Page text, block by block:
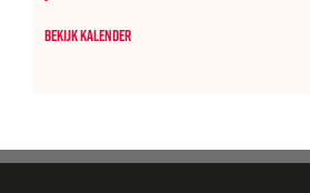
Bekijk kalender